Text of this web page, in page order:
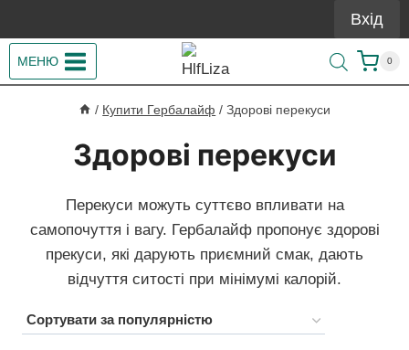
до
вмісту
Вхід
МЕНЮ 0
/ Купити Гербалайф / Здорові перекуси
Здорові перекуси
Перекуси можуть суттєво впливати на
самопочуття і вагу. Гербалайф пропонує здорові
прекуси, які дарують приємний смак, дають
відчуття ситості при мінімумі калорій.